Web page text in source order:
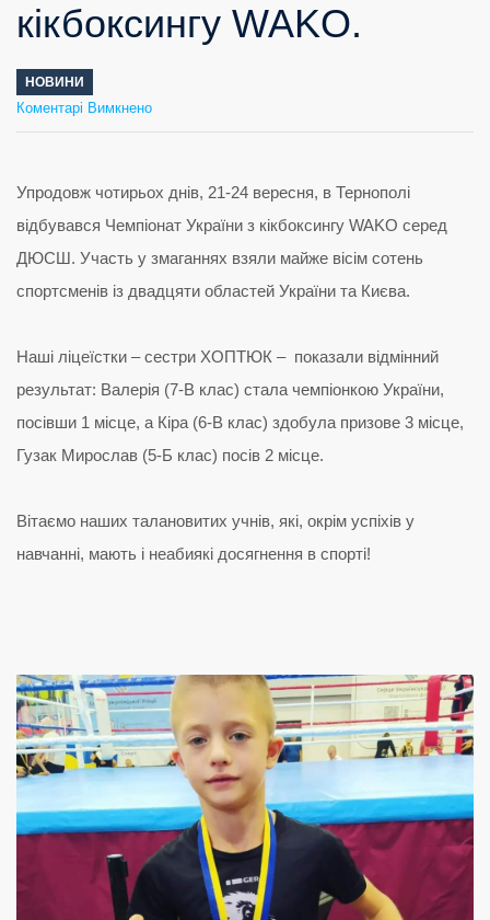
кікбоксингу WAKO.
НОВИНИ
Коментарі Вимкненодо
Чемпіонат
України
WAKO.
Упродовж чотирьох днів, 21-24 вересня, в Тернополі
відбувався Чемпіонат України з кікбоксингу WAKO серед
ДЮСШ. Участь у змаганнях взяли майже вісім сотень
спортсменів із двадцяти областей України та Києва.
Наші ліцеїстки – сестри ХОПТЮК – показали відмінний
результат: Валерія (7-В клас) стала чемпіонкою України,
посівши 1 місце, а Кіра (6-В клас) здобула призове 3 місце,
Гузак Мирослав (5-Б клас) посів 2 місце.
Вітаємо наших талановитих учнів, які, окрім успіхів у
навчанні, мають і неабиякі досягнення в спорті!